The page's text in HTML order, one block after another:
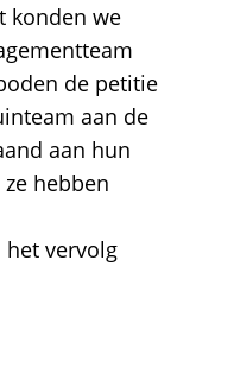
konden we
de petitie
aan de
aan hun
hebben
vervolg